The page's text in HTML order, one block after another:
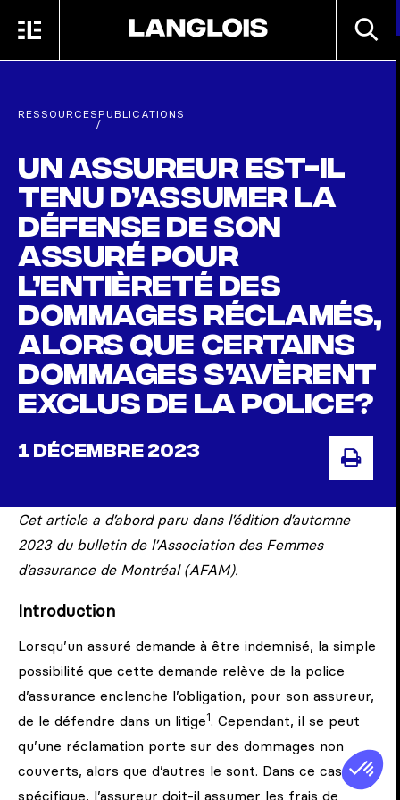
MENU
RESSOURCES
/
PUBLICATIONS
Un assureur est-il
tenu d’assumer la
défense de son
assuré pour
l’entièreté des
dommages réclamés,
alors que certains
dommages s’avèrent
exclus de la police?
1 DÉCEMBRE 2023
Cet article a d’abord paru dans l’édition d’automne
2023 du bulletin de l’Association des Femmes
d’assurance de Montréal (AFAM).
Introduction
Lorsqu’un assuré demande à être indemnisé, la simple
possibilité que cette demande relève de la police
d’assurance enclenche l’obligation, pour son assureur,
de le défendre dans un litige1. Cependant, il se peut
qu’une réclamation porte sur des dommages non
couverts, alors que d’autres le sont. Dans ce cas
spécifique, l’assureur doit-il assumer les frais de